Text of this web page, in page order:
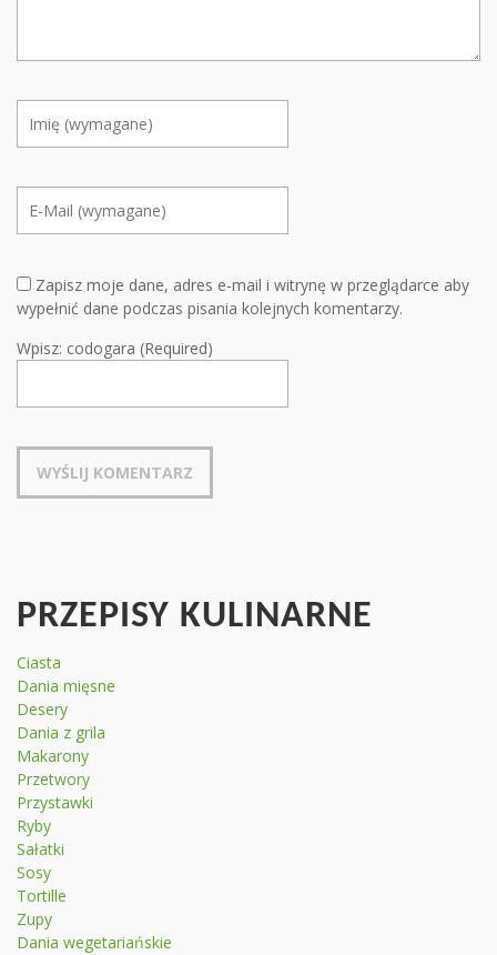
Zapisz moje dane, adres e-mail i witrynę w przeglądarce aby
wypełnić dane podczas pisania kolejnych komentarzy.
Wpisz: codogara (Required)
PRZEPISY KULINARNE
Ciasta
Dania mięsne
Desery
Dania z grila
Makarony
Przetwory
Przystawki
Ryby
Sałatki
Sosy
Tortille
Zupy
Dania wegetariańskie